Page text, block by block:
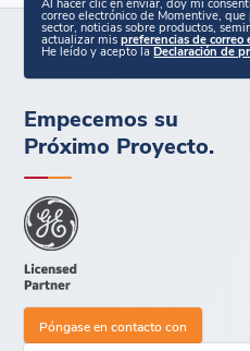
correo electrónico de Momentive,
sector, noticias sobre productos,
actualizar mispreferencias de correo
He leído y acepto laDeclaración de
Empecemos su
Próximo Proyecto.
Póngase en contacto con